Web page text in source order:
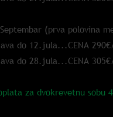
(prva polovina
do 12.jula...CENA
do 28.jula...CENA
za dvokrevetnu sobu